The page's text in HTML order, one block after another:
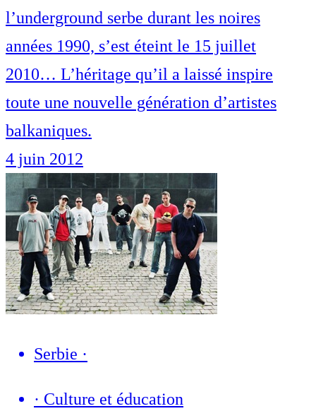
l’underground serbe durant les noires
années 1990, s’est éteint le 15 juillet
2010… L’héritage qu’il a laissé inspire
toute une nouvelle génération d’artistes
balkaniques.
4 juin 2012
Serbie ·
· Culture et éducation